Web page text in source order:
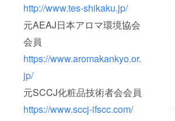
http://www.tes-shikaku.jp/
元AEAJ日本アロマ環境協会
会員
https://www.aromakankyo.or.
jp/
元SCCJ化粧品技術者会会員
https://www.sccj-ifscc.com/